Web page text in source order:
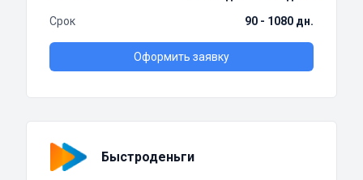
Срок
90 - 1080 дн.
Оформить заявку
Быстроденьги